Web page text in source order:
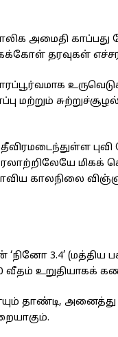
அமைதி காப்பது
தரவுகள்
புவி
மிகக்
காலநிலை
3.4’ (மத்திய
வீதம் உறுதியாகக்
தாண்டி, அனைத்து